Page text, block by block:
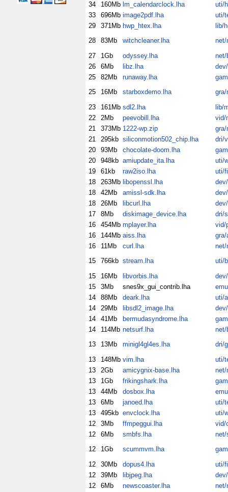
34
160Mb lm_calendarclock.lha
uti/
33
696Mb image2pdf.lha
uti/
29
371Mb hwp_htex.lha
lib/
28
83Mb witchcleaner.lha
net/
27
1Gb odyssey.lha
net/
26
6Mb libz.lha
25
82Mb runaway.lha
25
16Mb starboxdemo.lha
23
161Mb sdl2.lha
lib/
22
2Mb peevobill.lha
vid/
21
373Mb 1222-wp.zip
21
295kb siliconmotion502_chip.lha
dri/
20
93Mb chocolate-doom.lha
20
948kb amiupdate_ita.lha
uti/
19
61kb raw2iso.lha
uti/
18
263Mb libopenssl.lha
18
42Mb amissl-sdk.lha
18
26Mb libcurl.lha
17
8Mb diskimage_device.lha
dri/
16
454Mb mplayer.lha
vid/
16
144Mb aiss.lha
gra/
16
11Mb curl.lha
net/
15
766kb stream.lha
uti/
15
16Mb libvorbis.lha
15
3Mb snes9x_gui_contrib.lha
14
88Mb deark.lha
uti/
14
29Mb libsdl2_image.lha
14
41Mb bermudasyndrome.lha
14
114Mb netsurf.lha
net/
13
13Mb minigl4gl4es.lha
dri/
13
148Mb vim.lha
uti/
13
2Gb amicygnix-base.lha
net/
13
1Gb frikingshark.lha
13
44Mb dosbox.lha
13
6Mb janoed.lha
uti/
13
495kb envclock.lha
uti/
12
3Mb ffmpeggui.lha
vid/
12
6Mb smbfs.lha
net/
12
1Gb scummvm.lha
12
30Mb dopus4.lha
uti/
12
39Mb libjpeg.lha
12
6Mb newscoaster.lha
net/